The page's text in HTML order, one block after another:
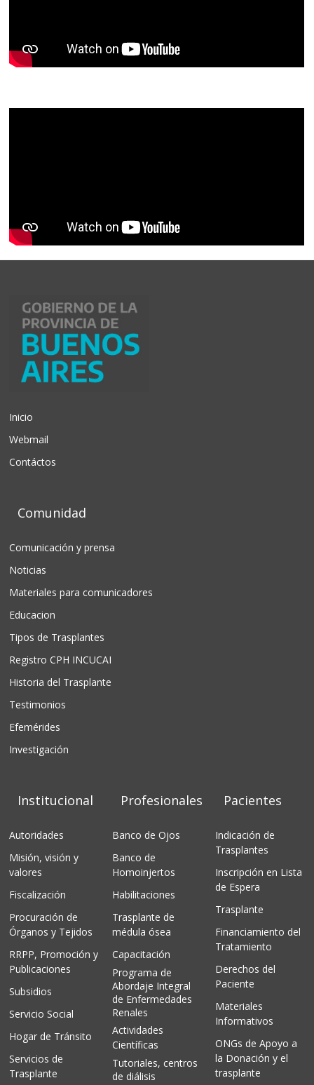
Inicio
Webmail
Contáctos
Comunidad
Comunicación y prensa
Noticias
Materiales para comunicadores
Educacion
Tipos de Trasplantes
Registro CPH INCUCAI
Historia del Trasplante
Testimonios
Efemérides
Investigación
Institucional
Autoridades
Misión, visión y
valores
Fiscalización
Procuración de
Órganos y Tejidos
RRPP, Promoción y
Publicaciones
Subsidios
Servicio Social
Hogar de Tránsito
Servicios de
Trasplante
Profesionales
Banco de Ojos
Banco de
Homoinjertos
Habilitaciones
Trasplante de
médula ósea
Capacitación
Programa de
Abordaje Integral
de Enfermedades
Renales
Actividades
Científicas
Tutoriales, centros
de diálisis
Pacientes
Indicación de
Trasplantes
Inscripción en Lista
de Espera
Trasplante
Financiamiento del
Tratamiento
Derechos del
Paciente
Materiales
Informativos
ONGs de Apoyo a
la Donación y el
trasplante